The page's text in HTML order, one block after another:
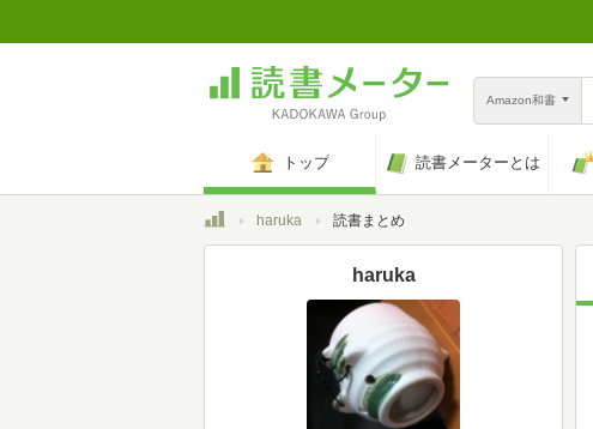
Amazon和書
トップ 読書メーターとは
トップharuka 読書まとめ
haruka